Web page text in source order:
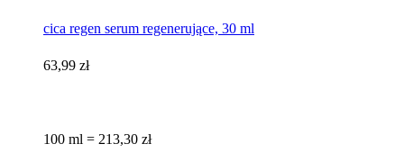
cica regen serum regenerujące, 30 ml​
63,99 zł
100 ml = 213,30 zł